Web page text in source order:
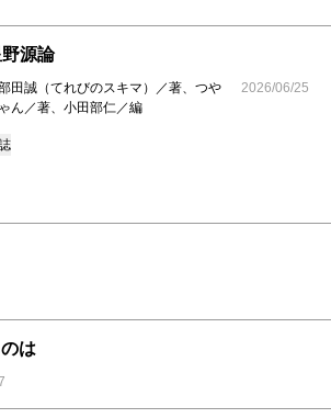
源論
田誠（てれびのスキマ）／著、つや
ん／著、小田部仁／編
2026/06/25
は